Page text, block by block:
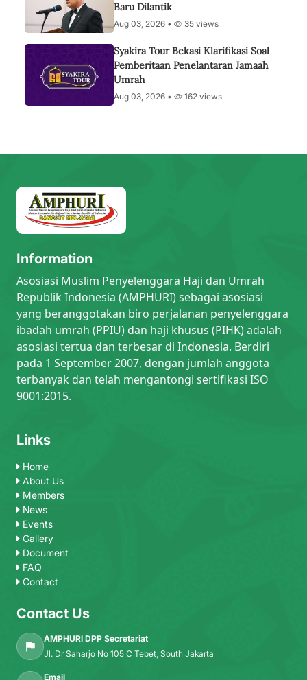
Baru Dilantik
Aug 03, 2026 • 35 views
Syakira Tour Bekasi Klarifikasi Soal
Pemberitaan Penelantaran Jamaah
Umrah
Aug 03, 2026 • 162 views
Information
Asosiasi Muslim Penyelenggara Haji dan Umrah
Republik Indonesia (AMPHURI) sebagai asosiasi
yang beranggotakan biro perjalanan penyelenggara
ibadah umrah (PPIU) dan haji khusus (PIHK) adalah
asosiasi tertua dan terbesar di Indonesia. Berdiri
pada 1 September 2007, dengan jumlah anggota
terbanyak dan telah mengantongi sertifikasi ISO
9001:2015.
Links
Home
About Us
Members
News
Events
Gallery
Document
FAQ
Contact
Contact Us
AMPHURI DPP Secretariat
Jl. Dr Saharjo No 105 C Tebet, South Jakarta
Email